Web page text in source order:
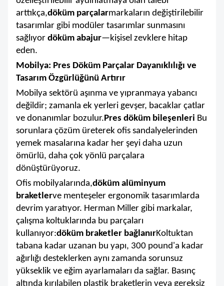
arttıkça,döküm parçalarmarkaların değiştirilebilir
tasarımlar gibi modüler tasarımlar sunmasını
sağlıyor döküm abajur—kişisel zevklere hitap
eden.
Mobilya: Pres Döküm Parçalar Dayanıklılığı ve
Tasarım Özgürlüğünü Artırır
Mobilya sektörü aşınma ve yıpranmaya yabancı
değildir; zamanla ek yerleri gevşer, bacaklar çatlar
ve donanımlar bozulur.Pres döküm bileşenleri Bu
sorunlara çözüm üreterek ofis sandalyelerinden
yemek masalarına kadar her şeyi daha uzun
ömürlü, daha çok yönlü parçalara
dönüştürüyoruz.
Ofis mobilyalarında,döküm alüminyum
braketlerve menteşeler ergonomik tasarımlarda
devrim yaratıyor. Herman Miller gibi markalar,
çalışma koltuklarında bu parçaları
kullanıyor:döküm braketler bağlanırKoltuktan
tabana kadar uzanan bu yapı, 300 pound'a kadar
ağırlığı desteklerken aynı zamanda sorunsuz
yükseklik ve eğim ayarlamaları da sağlar. Basınç
altında kırılabilen plastik braketlerin veya gereksiz